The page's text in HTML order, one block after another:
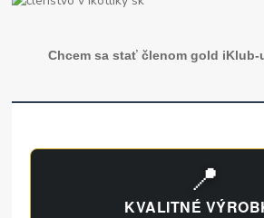
Chcem sa stať členom gold iKlub-
📍
KVALITNÉ